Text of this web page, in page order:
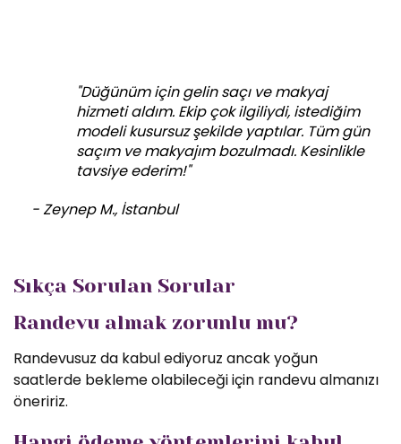
"Düğünüm için gelin saçı ve makyaj
hizmeti aldım. Ekip çok ilgiliydi, istediğim
modeli kusursuz şekilde yaptılar. Tüm gün
saçım ve makyajım bozulmadı. Kesinlikle
tavsiye ederim!"
- Zeynep M., İstanbul
Sıkça Sorulan Sorular
Randevu almak zorunlu mu?
Randevusuz da kabul ediyoruz ancak yoğun
saatlerde bekleme olabileceği için randevu almanızı
öneririz.